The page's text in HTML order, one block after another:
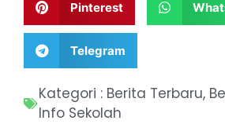
Pinterest
Telegram
Kategori : Berita Terbaru,
Info Sekolah